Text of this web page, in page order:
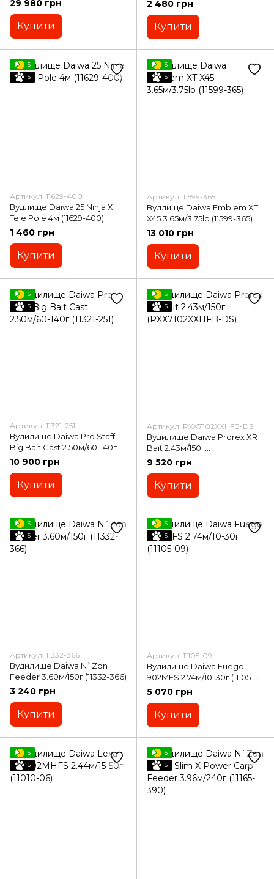
29 980 грн
Купити
2 480 грн
Купити
5
5
Артикул: 11629-400
Вудлище Daiwa 25 Ninja Х
Tele Pole 4м (11629-400)
1 460 грн
Купити
5
5
Артикул: 11599-365
Вудлище Daiwa Emblem XT
X45 3.65м/3.75lb (11599-365)
13 010 грн
Купити
5
5
Артикул: 11321-251
Вудилище Daiwa Pro Staff
Big Bait Cast 2.50м/60-140г
(11321-251)
10 900 грн
Купити
5
5
Артикул: PXX7102XXHFB-DS
Вудилище Daiwa Prorex XR
Bait 2.43м/150г
(PXX7102XXHFB-DS)
9 520 грн
Купити
5
5
Артикул: 11332-366
Вудилище Daiwa N`Zon
Feeder 3.60м/150г (11332-366)
3 240 грн
Купити
5
5
Артикул: 11105-09
Вудилище Daiwa Fuego
902MFS 2.74м/10-30г (11105-
09)
5 070 грн
Купити
5
5
5
5